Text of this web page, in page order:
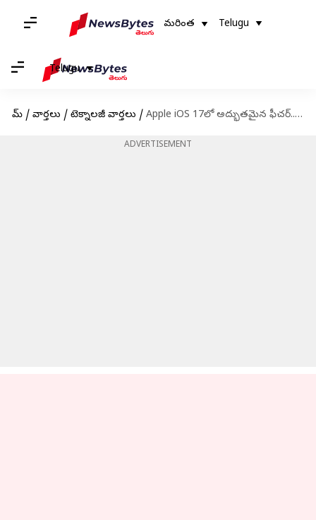
మరింత Telugu
Telugu
హోమ్ / వార్తలు / టెక్నాలజీ వార్తలు / Apple iOS 17లో అద్భుతమైన ఫీచర్.. లాంచ్ ఎప్పుడో తెలుసా!
ADVERTISEMENT